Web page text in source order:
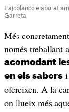
L’ajoblanco elaborat
Garreta
Més
només treballant
acomodant
en els saborsi
ofereixen. A la
on llueix més